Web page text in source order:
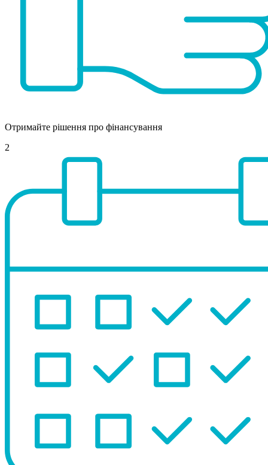
Отримайте рішення про фінансування
2